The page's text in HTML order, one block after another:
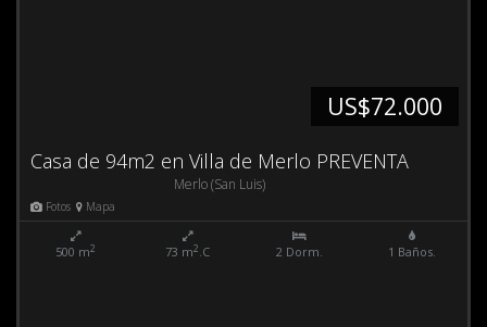
US$72.000
Casa de 94m2 en Villa de Merlo PREVENTA
Merlo (San Luis)
Fotos Mapa
500 m2 73 m2.C 2 Dorm. 1 Baños.